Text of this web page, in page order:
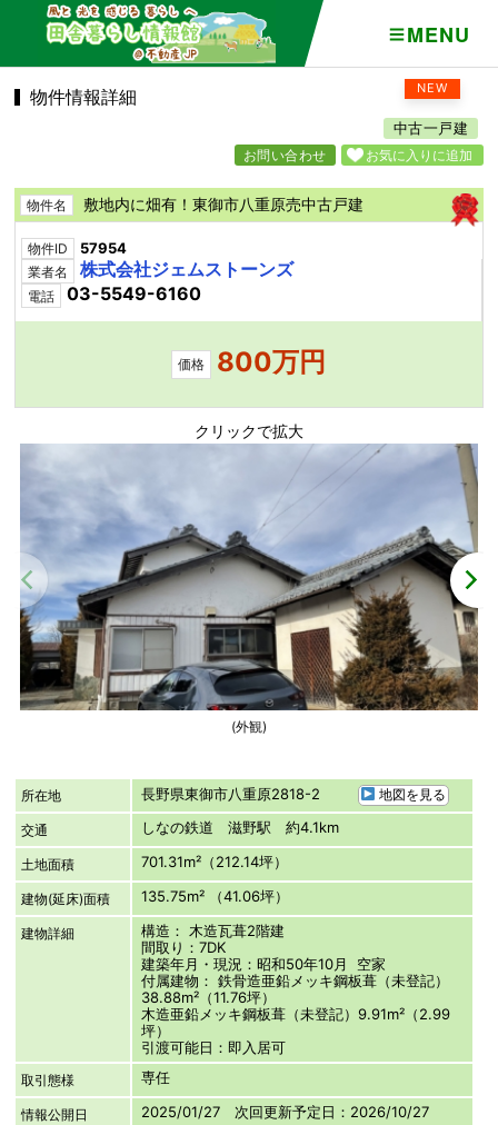
MENU
NEW
物件情報詳細
中古一戸建
お気に入りに追加
お問い合わせ
物件名 敷地内に畑有！東御市八重原売中古戸建
物件ID 57954
業者名 株式会社ジェムストーンズ
電話 03-5549-6160
価格 800万円
クリックで拡大
(外観)
所在地 長野県東御市八重原2818-2 地図を見る
交通 しなの鉄道 滋野駅 約4.1km
土地面積 701.31m²（212.14坪）
建物(延床)面積 135.75m² （41.06坪）
建物詳細
構造： 木造瓦葺2階建
間取り：7DK
建築年月・現況：昭和50年10月 空家
付属建物： 鉄骨造亜鉛メッキ鋼板葺（未登記）
38.88m²（11.76坪）
木造亜鉛メッキ鋼板葺（未登記）9.91m²（2.99
坪）
引渡可能日：即入居可
取引態様 専任
情報公開日 2025/01/27 次回更新予定日：2026/10/27